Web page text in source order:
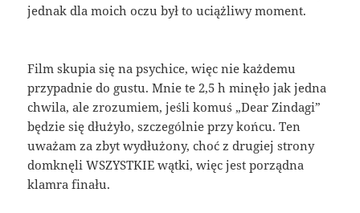
jednak dla moich oczu był to uciążliwy moment.
Film skupia się na psychice, więc nie każdemu
przypadnie do gustu. Mnie te 2,5 h minęło jak jedna
chwila, ale zrozumiem, jeśli komuś „Dear Zindagi”
będzie się dłużyło, szczególnie przy końcu. Ten
uważam za zbyt wydłużony, choć z drugiej strony
domknęli WSZYSTKIE wątki, więc jest porządna
klamra finału.